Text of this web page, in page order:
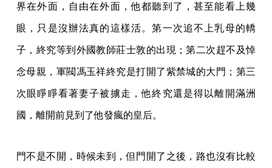
界在外面，自由在外面，他都聽到了，甚至能看上幾
眼，只是沒辦法真的這樣活。第一次追不上乳母的轎
子，終究等到外國教師莊士敦的出現；第二次趕不及悼
念母親，軍閥馮玉祥終究是打開了紫禁城的大門；第三
次眼睜睜看著妻子被擄走，他終究還是得以離開滿洲
國，離開前見到了他發瘋的皇后。
門不是不開，時候未到，但門開了之後，路也沒有比較